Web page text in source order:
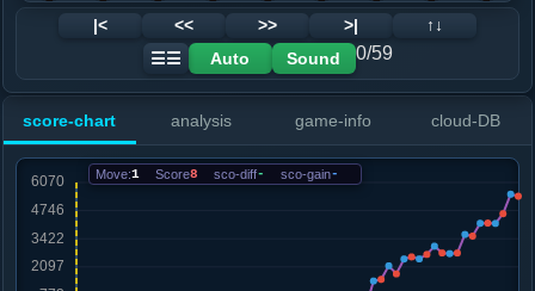
12. 车九平八
红+512
红+482
13. 车八进七
红+457
.....车３退１
红+633
15. 车八进二
.....士６进５
16. 马六进八
|< << >> >|
↑↓
☰☰
Auto Sound 0/59
score-chart analysis game-info cloud-DB
Move:1 Score8 sco-diff- sco-gain-